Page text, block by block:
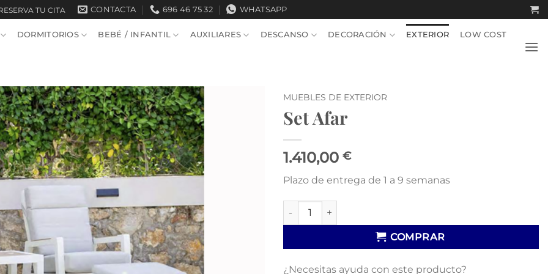
TU CITA CONTACTA 696 46 75 32 WHATSAPP
DORMITORIOS BEBÉ / INFANTIL AUXILIARES DESCANSO DECORACIÓN EXTERIOR LOW COST
MUEBLES DE EXTERIOR
Set Afar
1.410,00 €
Plazo de entrega de 1 a 9 semanas
Set Afar cantidad
COMPRAR
¿Necesitas ayuda con este producto?